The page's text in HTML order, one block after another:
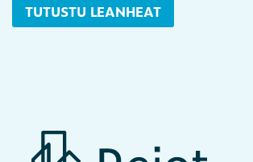
TUTUSTU LEANHEAT